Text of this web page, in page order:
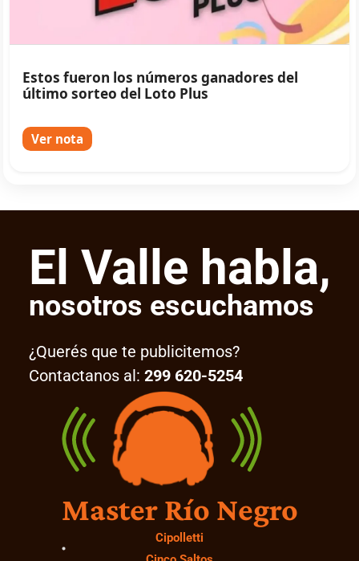
Estos fueron los números ganadores del
último sorteo del Loto Plus
Ver nota
El Valle habla,
nosotros escuchamos
¿Querés que te publicitemos?
Contactanos al: 299 620-5254
Master Río Negro
Cipolletti